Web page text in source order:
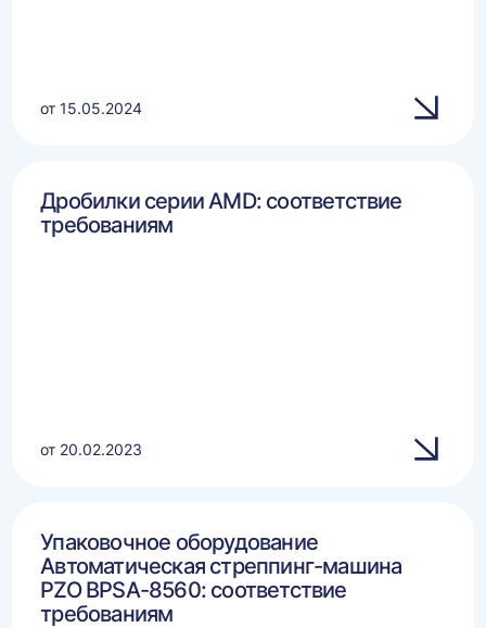
от 15.05.2024
Дробилки серии AMD: соответствие
требованиям
от 20.02.2023
Упаковочное оборудование
Автоматическая стреппинг-машина
PZO BPSA-8560: соответствие
требованиям